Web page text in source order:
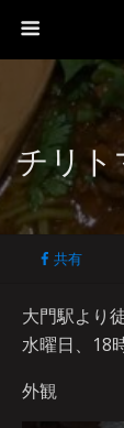
チリト
共有
大門駅より
水曜日、18
外観